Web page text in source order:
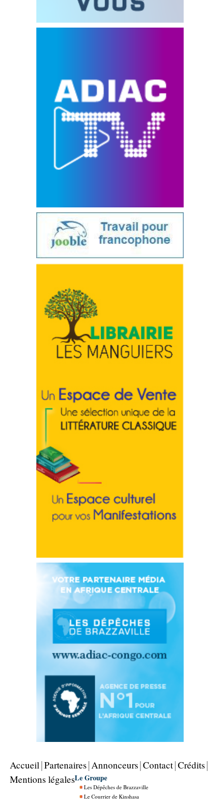
Accueil Partenaires Annonceurs Contact Crédits
Mentions légalesLe Groupe
Les Dépêches de Brazzaville
Le Courrier de Kinshasa